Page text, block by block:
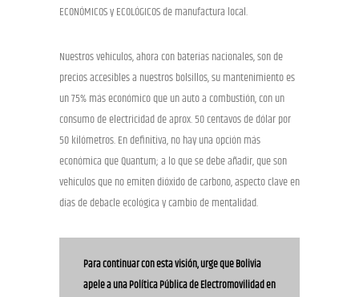
ECONÓMICOS y ECOLÓGICOS de manufactura local.
Nuestros vehículos, ahora con baterías nacionales, son de
precios accesibles a nuestros bolsillos, su mantenimiento es
un 75% más económico que un auto a combustión, con un
consumo de electricidad de aprox. 50 centavos de dólar por
50 kilómetros. En definitiva, no hay una opción más
económica que Quantum; a lo que se debe añadir, que son
vehículos que no emiten dióxido de carbono, aspecto clave en
días de debacle ecológica y cambio de mentalidad.
Para continuar con esta visión, urge que Bolivia
apele a una Política Pública de Electromovilidad en